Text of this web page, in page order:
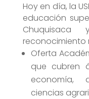
Hoy en día, la
educación
reconocimiento
Oferta
que cubren
economía,
ciencias